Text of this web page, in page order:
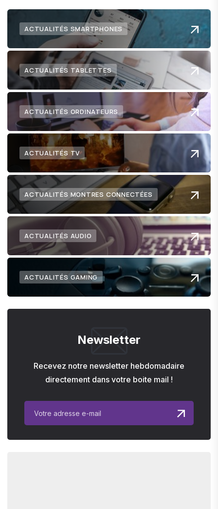
ACTUALITÉS SMARTPHONES
ACTUALITÉS TABLETTES
ACTUALITÉS ORDINATEURS
ACTUALITÉS TV
ACTUALITÉS MONTRES CONNECTÉES
ACTUALITÉS AUDIO
ACTUALITÉS GAMING
Newsletter
Recevez notre newsletter hebdomadaire
directement dans votre boite mail !